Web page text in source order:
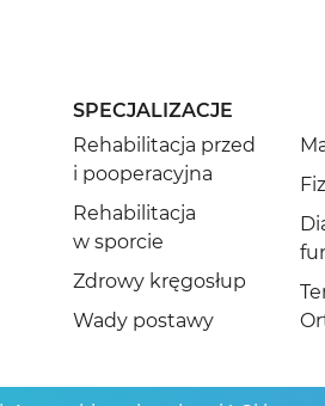
SPECJALIZACJE
Rehabilitacja przed
i pooperacyjna
Rehabilitacja
w sporcie
Zdrowy kręgosłup
Wady postawy